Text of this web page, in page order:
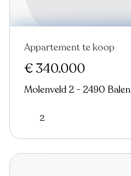
Appartement te koop
€ 340.000
Molenveld 2 - 2490 Balen
2